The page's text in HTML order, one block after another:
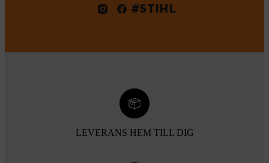
#STIHL
LEVERANS HEM TILL DIG